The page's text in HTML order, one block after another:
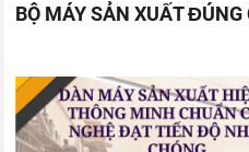
BỘ MÁY SẢN XUẤT ĐÚNG